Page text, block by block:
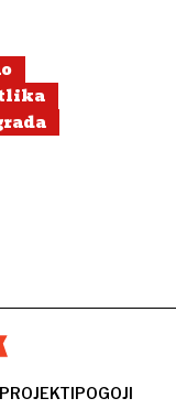
PROJEKTIPOGOJI